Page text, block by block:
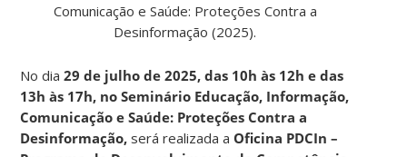
Comunicação e Saúde: Proteções Contra a
Desinformação (2025).
No dia29 de julho de 2025, das 10h às 12h e das
13h às 17h, no Seminário Educação, Informação,
Comunicação e Saúde: Proteções Contra a
Desinformação,será realizada a Oficina PDCIn –